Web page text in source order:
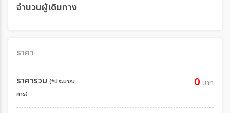
จำนวนผู้เดินทาง
ราคา
ราคารวม (*ประมาณ
การ)
0 บาท